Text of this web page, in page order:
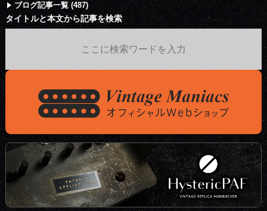
ブログ記事一覧 (487)
タイトルと本文から記事を検索